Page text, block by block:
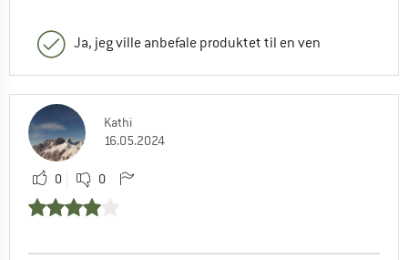
Ja, jeg ville anbefale produktet til en ven
Kathi
16.05.2024
0 0